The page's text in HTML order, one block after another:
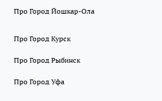
Про Город Йошкар-Ола
Про Город Курск
Про Город Рыбинск
Про Город Уфа